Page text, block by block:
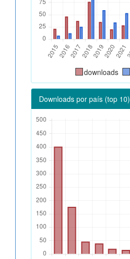
downloads
Downloads por país (top 10)